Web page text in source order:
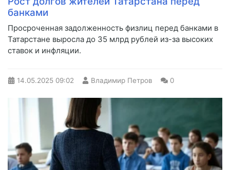
банками
Просроченная задолженность физлиц перед банками в
Татарстане выросла до 35 млрд рублей из-за высоких
ставок и инфляции.
14.05.2025 09:02 Владимир Петров 0